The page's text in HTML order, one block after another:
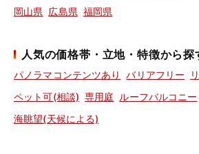
岡山県 広島県 福岡県
人気の価格帯・立地・特徴から探
パノラマコンテンツあり バリアフリー
ペット可(相談) 専用庭 ルーフバルコニー
海眺望(天候による)